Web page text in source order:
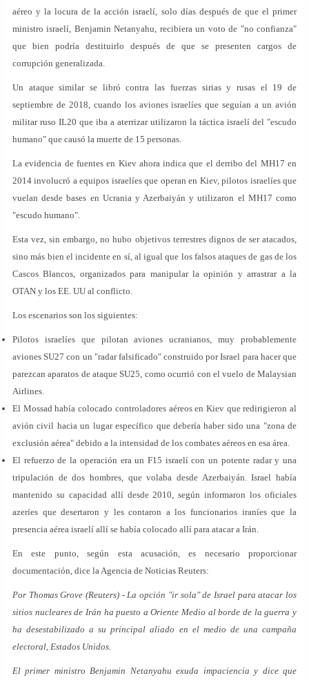
aéreo y la locura de la acción israelí, solo días después de que el primer
ministro israelí, Benjamin Netanyahu, recibiera un voto de "no confianza"
que bien podría destituirlo después de que se presenten cargos de
corrupción generalizada.
Un ataque similar se libró contra las fuerzas sirias y rusas el 19 de
septiembre de 2018, cuando los aviones israelíes que seguían a un avión
militar ruso IL20 que iba a aterrizar utilizaron la táctica israelí del "escudo
humano" que causó la muerte de 15 personas.
La evidencia de fuentes en Kiev ahora indica que el derribo del MH17 en
2014 involucró a equipos israelíes que operan en Kiev, pilotos israelíes que
vuelan desde bases en Ucrania y Azerbaiyán y utilizaron el MH17 como
"escudo humano".
Esta vez, sin embargo, no hubo objetivos terrestres dignos de ser atacados,
sino más bien el incidente en sí, al igual que los falsos ataques de gas de los
Cascos Blancos, organizados para manipular la opinión y arrastrar a la
OTAN y los EE. UU al conflicto.
Los escenarios son los siguientes:
Pilotos israelíes que pilotan aviones ucranianos, muy probablemente
aviones SU27 con un "radar falsificado" construido por Israel para hacer que
parezcan aparatos de ataque SU25, como ocurrió con el vuelo de Malaysian
Airlines.
El Mossad había colocado controladores aéreos en Kiev que redirigieron al
avión civil hacia un lugar específico que debería haber sido una "zona de
exclusión aérea" debido a la intensidad de los combates aéreos en esa área.
El refuerzo de la operación era un F15 israelí con un potente radar y una
tripulación de dos hombres, que volaba desde Azerbaiyán. Israel había
mantenido su capacidad allí desde 2010, según informaron los oficiales
azeríes que desertaron y les contaron a los funcionarios iraníes que la
presencia aérea israelí allí se había colocado allí para atacar a Irán.
En este punto, según esta acusación, es necesario proporcionar
documentación, dice la Agencia de Noticias Reuters:
Por Thomas Grove (Reuters) - La opción "ir sola" de Israel para atacar los
sitios nucleares de Irán ha puesto a Oriente Medio al borde de la guerra y
ha desestabilizado a su principal aliado en el medio de una campaña
electoral, Estados Unidos.
El primer ministro Benjamin Netanyahu exuda impaciencia y dice que